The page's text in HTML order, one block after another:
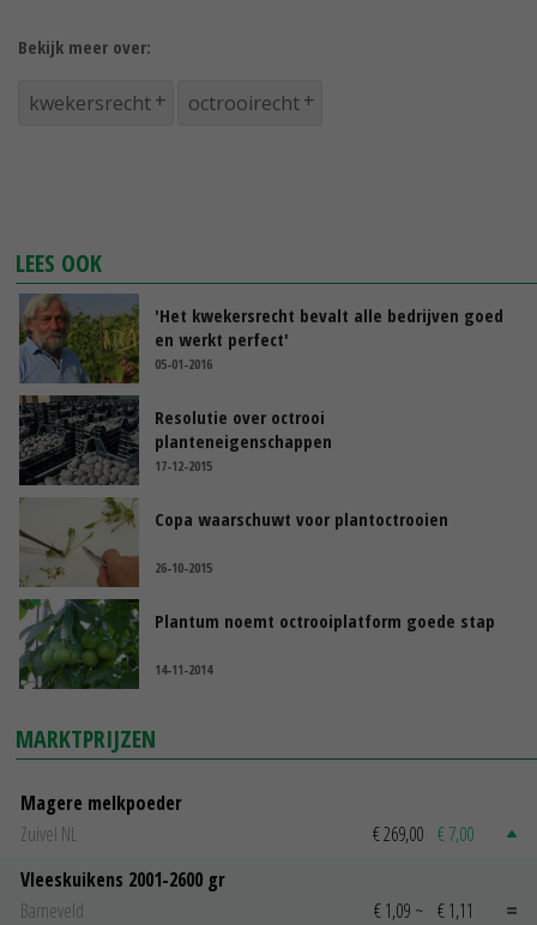
Bekijk meer over:
kwekersrecht octrooirecht
LEES OOK
'Het kwekersrecht bevalt alle bedrijven goed
en werkt perfect'
05-01-2016
Resolutie over octrooi
planteneigenschappen
17-12-2015
Copa waarschuwt voor plantoctrooien
26-10-2015
Plantum noemt octrooiplatform goede stap
14-11-2014
MARKTPRIJZEN
Magere melkpoeder
Zuivel NL
€ 269,00 € 7,00
Vleeskuikens 2001-2600 gr
Barneveld
€ 1,09 ~ € 1,11